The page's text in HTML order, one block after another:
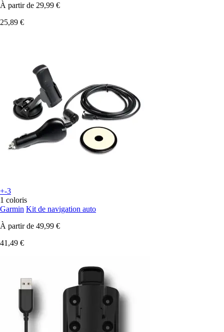
À partir de 29,99 €
25,89 €
+-3
1 coloris
Garmin Kit de navigation auto
À partir de 49,99 €
41,49 €